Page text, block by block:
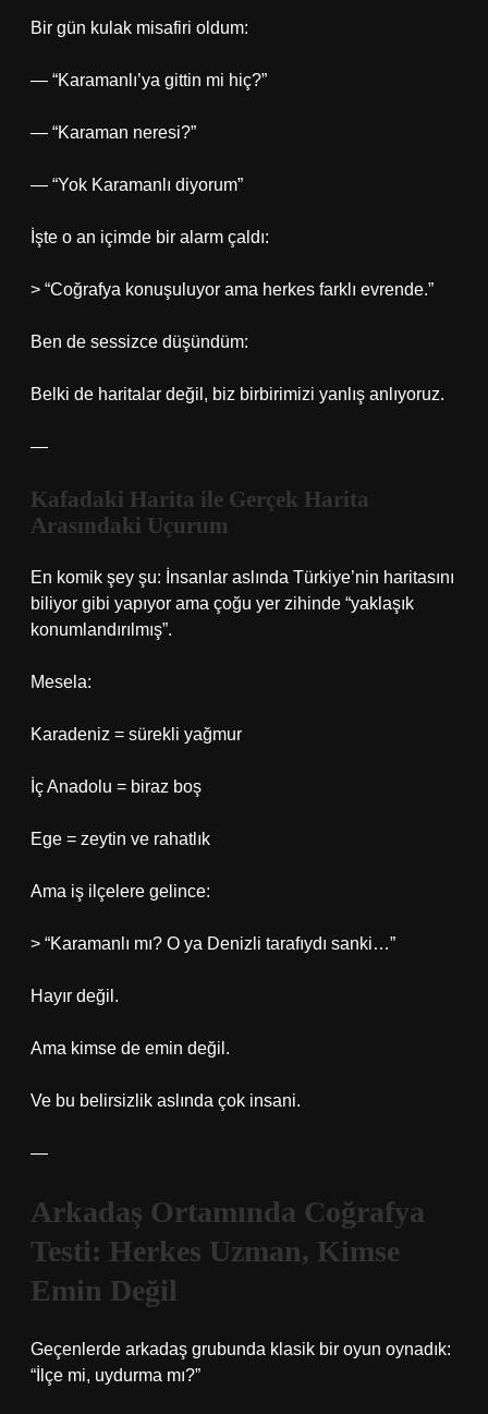
Bir gün kulak misafiri oldum:
— “Karamanlı’ya gittin mi hiç?”
— “Karaman neresi?”
— “Yok Karamanlı diyorum”
İşte o an içimde bir alarm çaldı:
> “Coğrafya konuşuluyor ama herkes farklı evrende.”
Ben de sessizce düşündüm:
Belki de haritalar değil, biz birbirimizi yanlış anlıyoruz.
—
Kafadaki Harita ile Gerçek Harita
Arasındaki Uçurum
En komik şey şu: İnsanlar aslında Türkiye’nin haritasını
biliyor gibi yapıyor ama çoğu yer zihinde “yaklaşık
konumlandırılmış”.
Mesela:
Karadeniz = sürekli yağmur
İç Anadolu = biraz boş
Ege = zeytin ve rahatlık
Ama iş ilçelere gelince:
> “Karamanlı mı? O ya Denizli tarafıydı sanki…”
Hayır değil.
Ama kimse de emin değil.
Ve bu belirsizlik aslında çok insani.
—
Arkadaş Ortamında Coğrafya
Testi: Herkes Uzman, Kimse
Emin Değil
Geçenlerde arkadaş grubunda klasik bir oyun oynadık:
“İlçe mi, uydurma mı?”